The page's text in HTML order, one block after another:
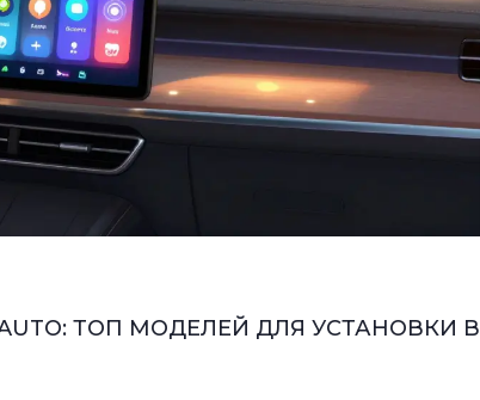
AUTO: ТОП МОДЕЛЕЙ ДЛЯ УСТАНОВКИ В